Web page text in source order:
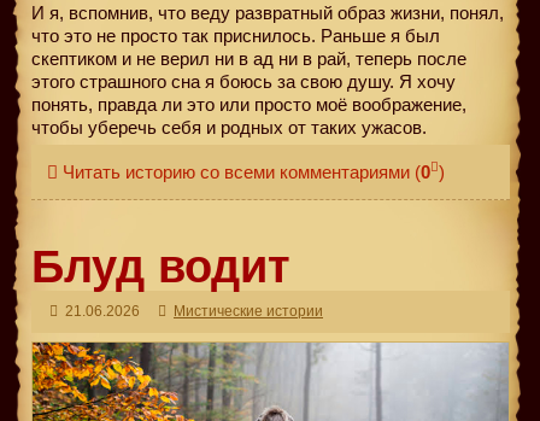
И я, вспомнив, что веду развратный образ жизни, понял,
что это не просто так приснилось. Раньше я был
скептиком и не верил ни в ад ни в рай, теперь после
этого страшного сна я боюсь за свою душу. Я хочу
понять, правда ли это или просто моё воображение,
чтобы уберечь себя и родных от таких ужасов.
Читать историю со всеми комментариями (0 )
Блуд водит
21.06.2026 Мистические истории